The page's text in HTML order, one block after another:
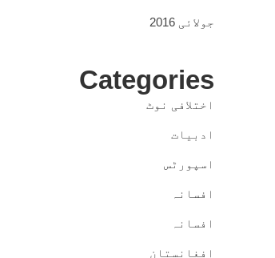
جولائی 2016
Categories
اختلافی نوٹ
ادبیات
اسپورٹس
افسانہ
افسانہ
افغانستان